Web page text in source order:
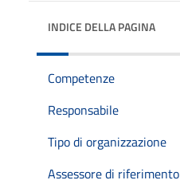
INDICE DELLA PAGINA
Competenze
Responsabile
Tipo di organizzazione
Assessore di riferimento